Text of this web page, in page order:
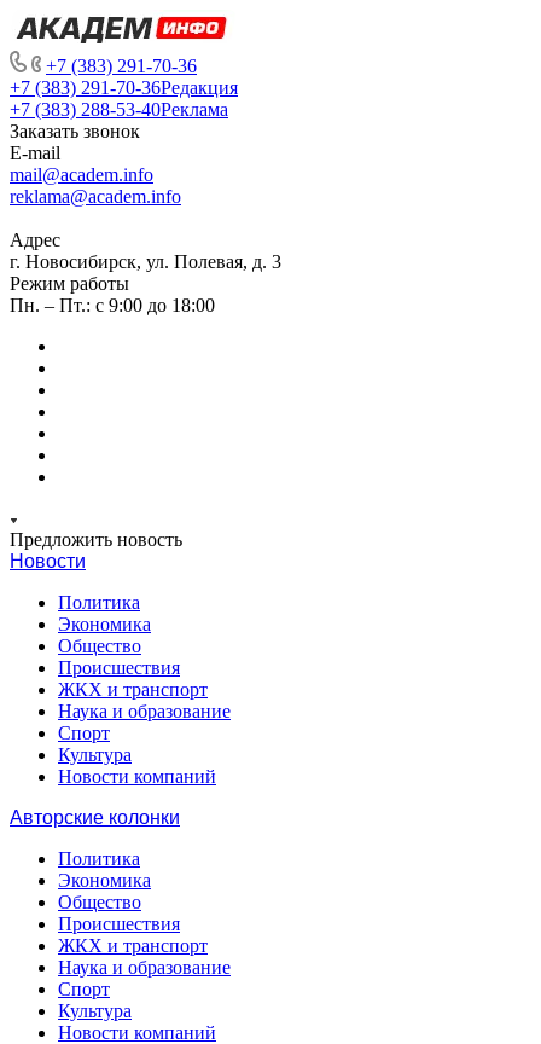
+7 (383) 291-70-36
+7 (383) 291-70-36Редакция
+7 (383) 288-53-40Реклама
Заказать звонок
E-mail
mail@academ.info
reklama@academ.info
Адрес
г. Новосибирск, ул. Полевая, д. 3
Режим работы
Пн. – Пт.: с 9:00 до 18:00
Предложить новость
Новости
Политика
Экономика
Общество
Происшествия
ЖКХ и транспорт
Наука и образование
Спорт
Культура
Новости компаний
Авторские колонки
Политика
Экономика
Общество
Происшествия
ЖКХ и транспорт
Наука и образование
Спорт
Культура
Новости компаний